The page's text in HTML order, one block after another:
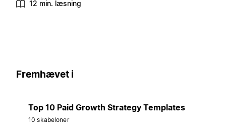
12 min. læsning
Fremhævet i
Top 10 Paid Growth Strategy Templates
10 skabeloner